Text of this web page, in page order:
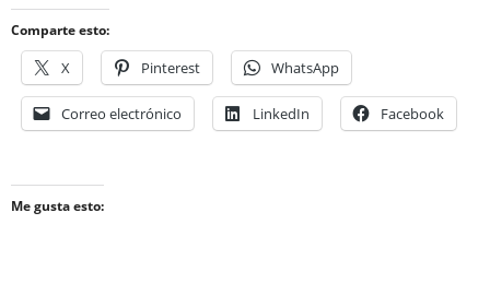
Comparte esto:
X Pinterest WhatsApp
Correo electrónico LinkedIn Facebook
Me gusta esto: